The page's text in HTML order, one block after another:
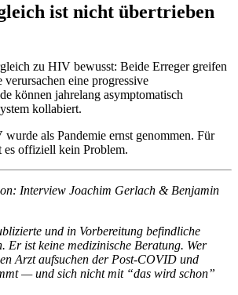
ist nicht übertrieben
zu HIV bewusst: Beide Erreger greifen
eine progressive
können jahrelang asymptomatisch
kollabiert.
als Pandemie ernst genommen. Für
es offiziell kein Problem.
Interview Joachim Gerlach & Benjamin
und in Vorbereitung befindliche
Er ist keine medizinische Beratung. Wer
Arzt aufsuchen der Post-COVID und
— und sich nicht mit “das wird schon”